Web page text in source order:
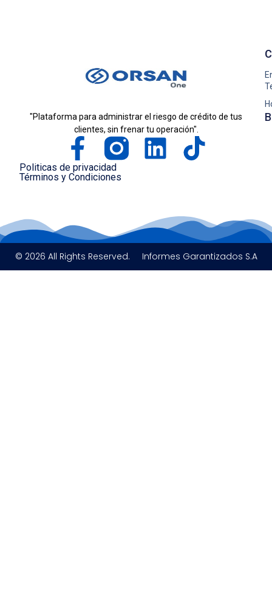
"Plataforma para administrar el riesgo de crédito de tus
clientes, sin frenar tu operación".
Politicas de privacidad
Términos y Condiciones
© 2026 All Rights Reserved. Informes Garantizados S.A